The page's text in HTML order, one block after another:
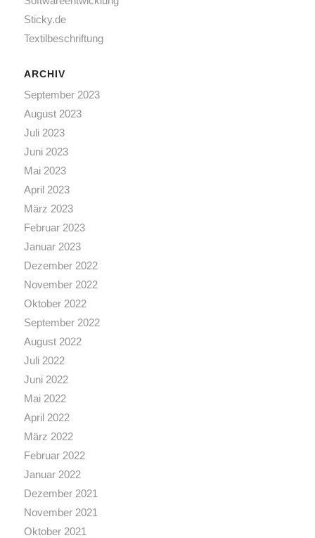
Sticky.de
Textilbeschriftung
ARCHIV
September 2023
August 2023
Juli 2023
Juni 2023
Mai 2023
April 2023
März 2023
Februar 2023
Januar 2023
Dezember 2022
November 2022
Oktober 2022
September 2022
August 2022
Juli 2022
Juni 2022
Mai 2022
April 2022
März 2022
Februar 2022
Januar 2022
Dezember 2021
November 2021
Oktober 2021